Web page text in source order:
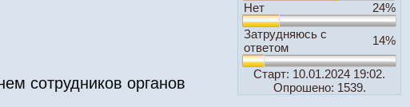
сотрудников органов
Нет
24%
Затрудняюсь с
ответом
14%
Старт: 10.01.2024 19:02.
Опрошено: 1539.